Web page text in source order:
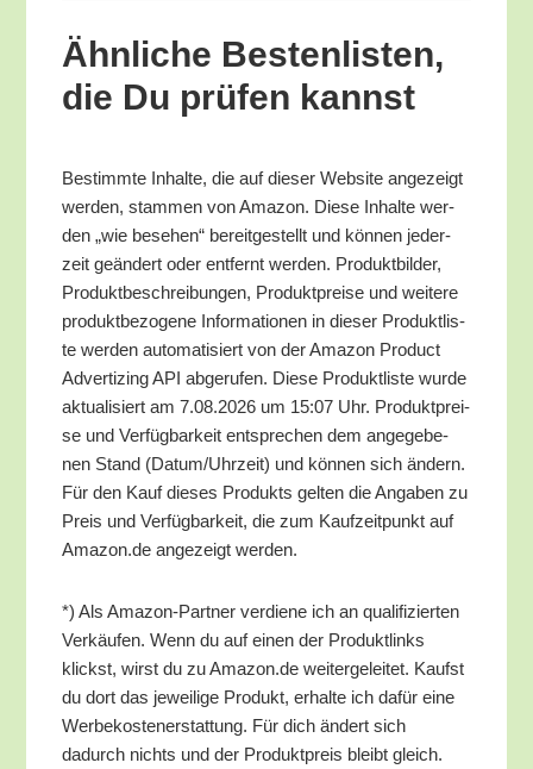
Ähn­li­che Bes­ten­lis­ten,
die Du prü­fen kannst
Bestimm­te Inhal­te, die auf die­ser Web­site ange­zeigt
wer­den, stam­men von Ama­zon. Die­se Inhal­te wer­
den „wie bese­hen“ bereit­ge­stellt und kön­nen jeder­
zeit geän­dert oder ent­fernt wer­den. Pro­dukt­bil­der,
Pro­dukt­be­schrei­bun­gen, Pro­dukt­prei­se und wei­te­re
pro­dukt­be­zo­ge­ne Infor­ma­tio­nen in die­ser Pro­dukt­lis­
te wer­den auto­ma­ti­siert von der Ama­zon Pro­duct
Adver­tiz­ing API abge­ru­fen. Die­se Pro­dukt­lis­te wur­de
aktua­li­siert am 7.08.2026 um 15:07 Uhr. Pro­dukt­prei­
se und Ver­füg­bar­keit ent­spre­chen dem ange­ge­be­
nen Stand (Datum/​Uhrzeit) und kön­nen sich ändern.
Für den Kauf die­ses Pro­dukts gel­ten die Anga­ben zu
Preis und Ver­füg­bar­keit, die zum Kauf­zeit­punkt auf
Amazon.de ange­zeigt werden.
*) Als Ama­zon-Part­ner ver­die­ne ich an qua­li­fi­zier­ten
Ver­käu­fen. Wenn du auf einen der Pro­dukt­links
klickst, wirst du zu Amazon.de wei­ter­ge­lei­tet. Kaufst
du dort das jewei­li­ge Pro­dukt, erhal­te ich dafür eine
Wer­be­kos­ten­er­stat­tung. Für dich ändert sich
dadurch nichts und der Pro­dukt­preis bleibt gleich.